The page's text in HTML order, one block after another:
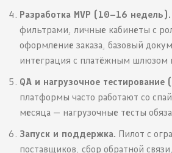
Разработка MVP (10–16 недель).
фильтрами, личные кабинеты с
оформление заказа, базовый
интеграция с платёжным шлюзом
QA и нагрузочное
платформы часто работают со
месяца — нагрузочные тесты
Запуск и поддержка. Пилот с
поставщиков, сбор обратной